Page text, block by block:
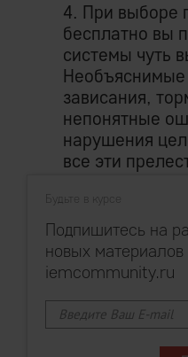
Будьте в курсе
Подпишитесь на
новых материалов
iemcommunity.ru
4. При выборе
бесплатно вы
системы чуть
зависания,
непонятные
нарушения
все эти
нарастающем
количестве.
Соблазняет
Нет?
Ну тогда «кто